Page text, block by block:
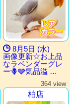
8月5日 (水)
画像更新☆お上品
なラベンダーグレ
ー🪻🩶気品溢 …
364 view
柏店